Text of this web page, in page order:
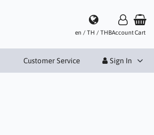
en / TH / THBAccountCart
Customer Service Sign In